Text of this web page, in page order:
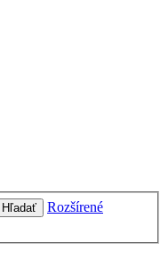
Hľadať
Rozšírené